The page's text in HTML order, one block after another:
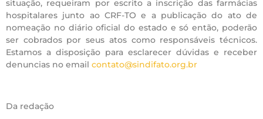
situação, requeiram por escrito a inscrição das farmácias
hospitalares junto ao CRF-TO e a publicação do ato de
nomeação no diário oficial do estado e só então, poderão
ser cobrados por seus atos como responsáveis técnicos.
Estamos a disposição para esclarecer dúvidas e receber
denuncias no email contato@sindifato.org.br
Da redação